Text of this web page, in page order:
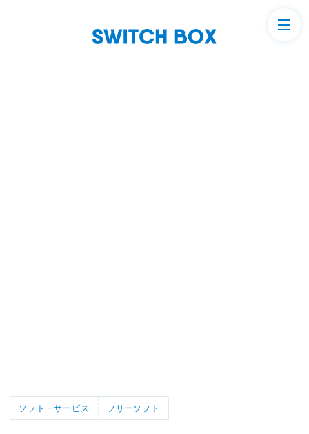
ソフト・サービス フリーソフト